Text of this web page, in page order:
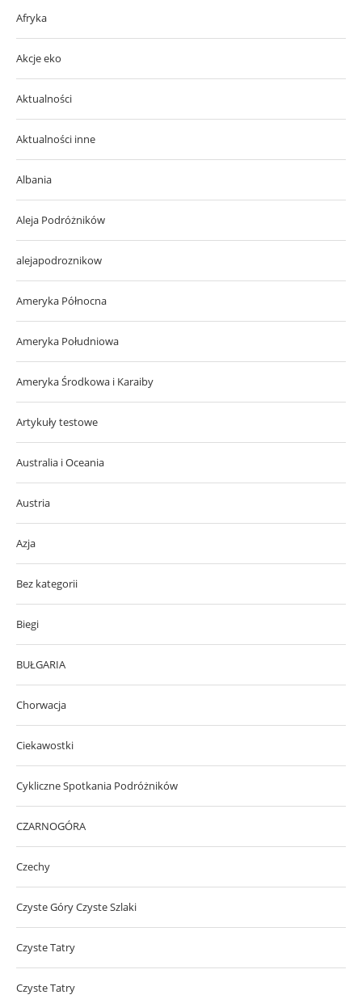
Afryka
Akcje eko
Aktualności
Aktualności inne
Albania
Aleja Podróżników
alejapodroznikow
Ameryka Północna
Ameryka Południowa
Ameryka Środkowa i Karaiby
Artykuły testowe
Australia i Oceania
Austria
Azja
Bez kategorii
Biegi
BUŁGARIA
Chorwacja
Ciekawostki
Cykliczne Spotkania Podróżników
CZARNOGÓRA
Czechy
Czyste Góry Czyste Szlaki
Czyste Tatry
Czyste Tatry